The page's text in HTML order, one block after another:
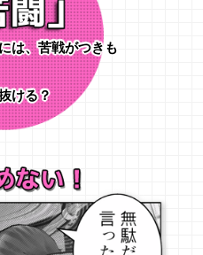
は、苦戦がつきも
ける？